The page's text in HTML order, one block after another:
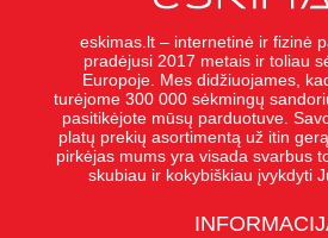
eskimas.lt – internetinė ir fizinė
pradėjusi 2017 metais ir toliau
Europoje. Mes didžiuojames,
turėjome 300 000 sėkmingų
pasitikėjote mūsų parduotuve.
platų prekių asortimentą už itin
pirkėjas mums yra visada svarbus
skubiau ir kokybiškiau įvykdyti